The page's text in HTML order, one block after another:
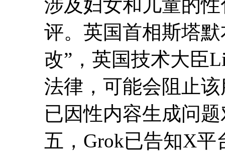
涉及妇女和儿童的
评。英国首相斯塔
改”，英国技术大臣
法律，可能会阻止
已因性内容生成问
五，Grok已告知X